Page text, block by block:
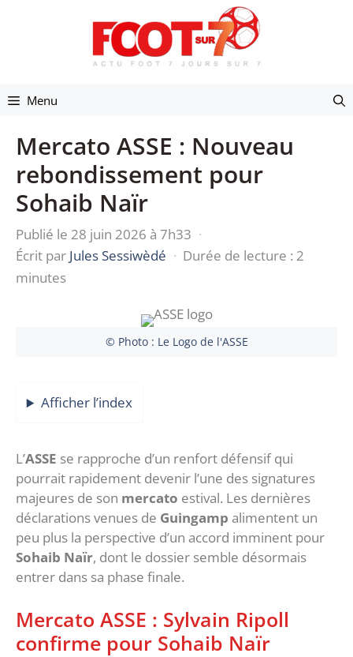
Menu
Mercato ASSE : Nouveau
rebondissement pour
Sohaib Naïr
Publié le 28 juin 2026 à 7h33 ·
Écrit par Jules Sessiwèdé · Durée de lecture : 2
minutes
© Photo : Le Logo de l'ASSE
Afficher l’index
L’ASSE se rapproche d’un renfort défensif qui
pourrait rapidement devenir l’une des signatures
majeures de son mercato estival. Les dernières
déclarations venues de Guingamp alimentent un
peu plus la perspective d’un accord imminent pour
Sohaib Naïr, dont le dossier semble désormais
entrer dans sa phase finale.
‎Mercato ASSE : Sylvain Ripoll
confirme pour Sohaib Naïr